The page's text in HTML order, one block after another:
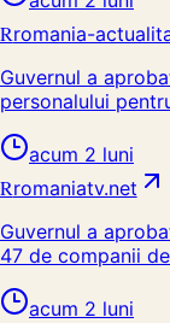
Rromania-
Guvernul a
personalului
acum 2 luni
Rromaniatv.net
Guvernul a
47 de companii
acum 2 luni